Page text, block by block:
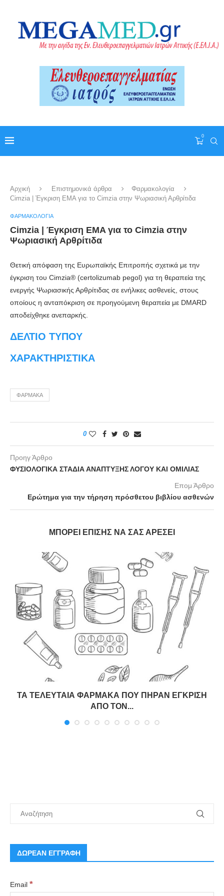
0
Αρχική Επιστημονικά άρθρα
Φαρμακολογία
Cimzia | Έγκριση EMA για το Cimzia στην Ψωριασική Αρθρίτιδα
ΦΑΡΜΑΚΟΛΟΓΊΑ
Cimzia | Έγκριση EMA για το Cimzia στην
Ψωριασική Αρθρίτιδα
Θετική απόφαση της Ευρωπαϊκής Επιτροπής σχετικά με την
έγκριση του Cimzia® (certolizumab pegol) για τη θεραπεία της
ενεργής Ψωριασικής Αρθρίτιδας σε ενήλικες ασθενείς, στους
οποίους η ανταπόκριση σε προηγούμενη θεραπεία με DMARD
αποδείχθηκε ανεπαρκής.
ΔΕΛΤΙΟ ΤΥΠΟΥ
ΧΑΡΑΚΤΗΡΙΣΤΙΚΑ
ΦΆΡΜΑΚΑ
0
Προηγ Άρθρο
ΦΥΣΙΟΛΟΓΙΚΑ ΣΤΑΔΙΑ ΑΝΑΠΤΥΞΗΣ ΛΟΓΟΥ ΚΑΙ ΟΜΙΛΙΑΣ
Επομ Άρθρο
Ερώτημα για την τήρηση πρόσθετου βιβλίου ασθενών
ΜΠΟΡΕΊ ΕΠΊΣΗΣ ΝΑ ΣΑΣ ΑΡΈΣΕΙ
ΤΑ ΤΕΛΕΥΤΑΙΑ ΦΑΡΜΑΚΑ ΠΟΥ ΠΗΡΑΝ ΕΓΚΡΙΣΗ
ΑΠΟ ΤΟΝ...
ΔΩΡΕΑΝ ΕΓΓΡΑΦΗ
Email *